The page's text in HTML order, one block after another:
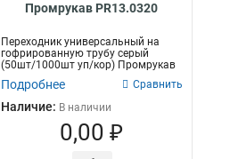
Промрукав PR13.0320
Переходник универсальный на
гофрированную трубу серый
(50шт/1000шт уп/кор) Промрукав
Подробнее Сравнить
Наличие: В наличии
0,00 ₽